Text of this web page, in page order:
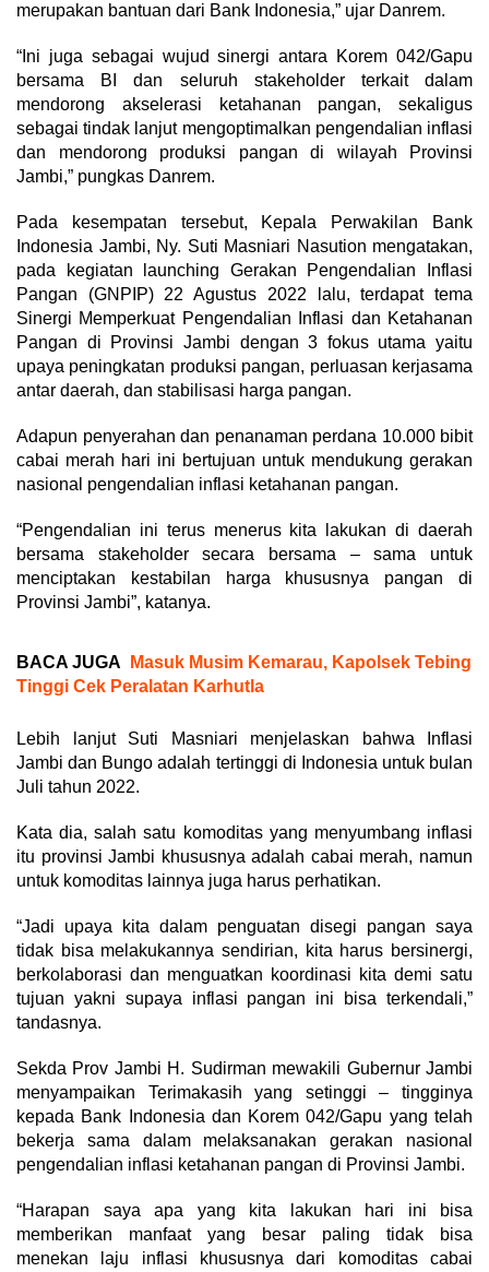
merupakan bantuan dari Bank Indonesia,” ujar Danrem.
“Ini juga sebagai wujud sinergi antara Korem 042/Gapu
bersama BI dan seluruh stakeholder terkait dalam
mendorong akselerasi ketahanan pangan, sekaligus
sebagai tindak lanjut mengoptimalkan pengendalian inflasi
dan mendorong produksi pangan di wilayah Provinsi
Jambi,” pungkas Danrem.
Pada kesempatan tersebut, Kepala Perwakilan Bank
Indonesia Jambi, Ny. Suti Masniari Nasution mengatakan,
pada kegiatan launching Gerakan Pengendalian Inflasi
Pangan (GNPIP) 22 Agustus 2022 lalu, terdapat tema
Sinergi Memperkuat Pengendalian Inflasi dan Ketahanan
Pangan di Provinsi Jambi dengan 3 fokus utama yaitu
upaya peningkatan produksi pangan, perluasan kerjasama
antar daerah, dan stabilisasi harga pangan.
Adapun penyerahan dan penanaman perdana 10.000 bibit
cabai merah hari ini bertujuan untuk mendukung gerakan
nasional pengendalian inflasi ketahanan pangan.
“Pengendalian ini terus menerus kita lakukan di daerah
bersama stakeholder secara bersama – sama untuk
menciptakan kestabilan harga khususnya pangan di
Provinsi Jambi”, katanya.
BACA JUGA
Masuk Musim Kemarau, Kapolsek Tebing
Tinggi Cek Peralatan Karhutla
Lebih lanjut Suti Masniari menjelaskan bahwa Inflasi
Jambi dan Bungo adalah tertinggi di Indonesia untuk bulan
Juli tahun 2022.
Kata dia, salah satu komoditas yang menyumbang inflasi
itu provinsi Jambi khususnya adalah cabai merah, namun
untuk komoditas lainnya juga harus perhatikan.
“Jadi upaya kita dalam penguatan disegi pangan saya
tidak bisa melakukannya sendirian, kita harus bersinergi,
berkolaborasi dan menguatkan koordinasi kita demi satu
tujuan yakni supaya inflasi pangan ini bisa terkendali,”
tandasnya.
Sekda Prov Jambi H. Sudirman mewakili Gubernur Jambi
menyampaikan Terimakasih yang setinggi – tingginya
kepada Bank Indonesia dan Korem 042/Gapu yang telah
bekerja sama dalam melaksanakan gerakan nasional
pengendalian inflasi ketahanan pangan di Provinsi Jambi.
“Harapan saya apa yang kita lakukan hari ini bisa
memberikan manfaat yang besar paling tidak bisa
menekan laju inflasi khususnya dari komoditas cabai